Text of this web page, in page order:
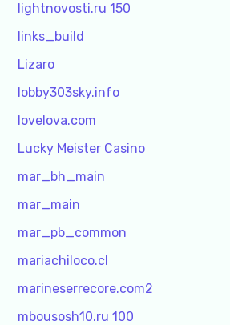
lightnovosti.ru 150
links_build
Lizaro
lobby303sky.info
lovelova.com
Lucky Meister Casino
mar_bh_main
mar_main
mar_pb_common
mariachiloco.cl
marineserrecore.com2
mbousosh10.ru 100